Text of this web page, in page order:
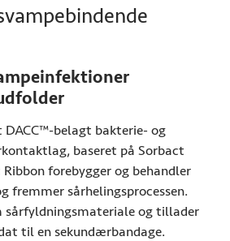
DACC™-belagt bakterie- og
baseret på Sorbact
forebygger og behandler
referenceoplysninger
fremmer sårhelingsprocessen.
sårfyldningsmateriale og tillader
til en sekundærbandage.